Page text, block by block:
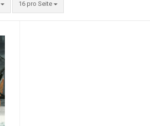
16 pro Seite